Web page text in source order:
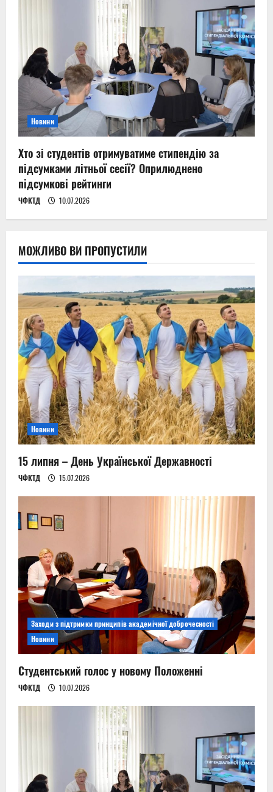
Новини
Хто зі студентів отримуватиме стипендію за
підсумками літньої сесії? Оприлюднено
підсумкові рейтинги
ЧФКТД 10.07.2026
МОЖЛИВО ВИ ПРОПУСТИЛИ
Новини
15 липня – День Української Державності
ЧФКТД 15.07.2026
Заходи з підтримки принципів академічної доброчесності
Новини
Студентський голос у новому Положенні
ЧФКТД 10.07.2026